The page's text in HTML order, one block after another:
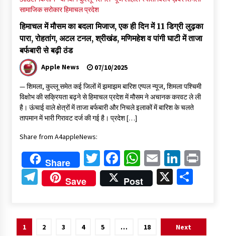
सामाजिक सरोकारहिमाचल प्रदेश
हिमाचल में मौसम का बदला मिजाज, एक ही दिन में 11 डिग्री लुढ़का
पारा, रोहतांग, अटल टनल, श्रीखंड, मणिमहेश व पांगी घाटी में ताजा
बर्फबारी से बढ़ी ठंड
Apple News 07/10/2025
— शिमला, कुल्लू समेत कई जिलों में झमाझम बारिश एप्पल न्यूज, शिमला पश्चिमी
विक्षोभ की सक्रियता बढ़ने से हिमाचल प्रदेश में मौसम ने अचानक करवट ले ली
है। ऊंचाई वाले क्षेत्रों में ताजा बर्फबारी और निचले इलाकों में बारिश के चलते
तापमान में भारी गिरावट दर्ज की गई है। प्रदेश […]
Share from A4appleNews:
Share Twitter
Facebook
WhatsApp
Email
Telegram
Save Post X
1 2 3 4 5 … 18 Next